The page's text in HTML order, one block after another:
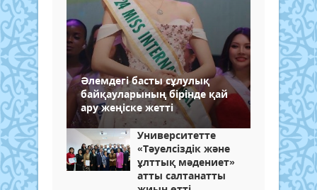
Әлемдегі басты сұлулық
байқауларының бірінде қай
ару жеңіске жетті
Университетте
«Тәуелсіздік және
ұлттық мәдениет»
атты салтанатты